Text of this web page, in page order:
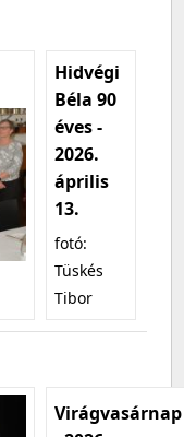
Hidvégi
Béla 90
éves -
2026.
április
13.
fotó:
Tüskés
Tibor
Virágvasárnap